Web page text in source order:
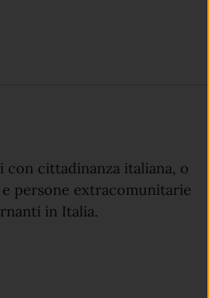
con cittadinanza italiana, o
persone extracomunitarie
in Italia.